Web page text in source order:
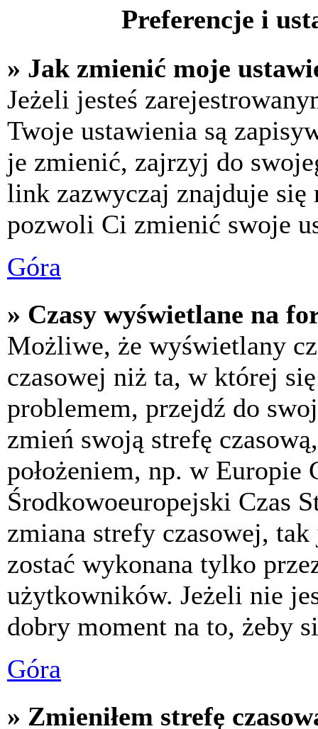
Preferencje i
» Jak zmienić moje
Jeżeli jesteś
Twoje ustawienia są
je zmienić, zajrzyj do
link zazwyczaj znajduje się
pozwoli Ci zmienić swoje
Góra
» Czasy wyświetlane na
Możliwe, że wyświetlany
czasowej niż ta, w której
problemem, przejdź do
zmień swoją strefę
położeniem, np. w Europie
Środkowoeuropejski Czas
zmiana strefy czasowej,
zostać wykonana tylko
użytkowników. Jeżeli nie
dobry moment na to, żeby
Góra
» Zmieniłem strefę